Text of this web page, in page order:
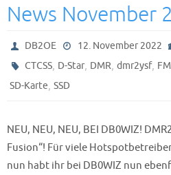
News November
DB2OE 12. November 2022
CTCSS, D-Star, DMR,dmr2ysf,
SD-Karte, SSD
NEU, NEU, NEU, BEI DB0WIZ!
Fusion“! Für viele
nun habt ihr bei DB0WIZ nun